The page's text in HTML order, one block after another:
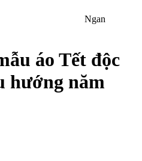
Ngan
áo Tết độc
hướng năm